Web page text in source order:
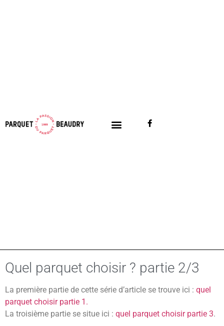
Quel parquet choisir ? partie 2/3
La première partie de cette série d’article se trouve ici : quel
parquet choisir partie 1.
La troisième partie se situe ici : quel parquet choisir partie 3.